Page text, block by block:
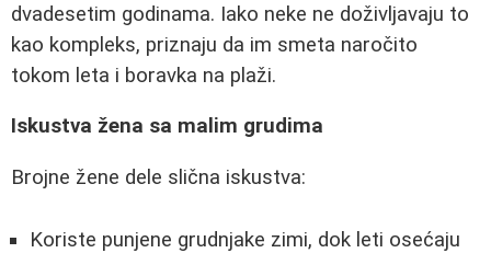
dvadesetim godinama. Iako neke ne doživljavaju to
kao kompleks, priznaju da im smeta naročito
tokom leta i boravka na plaži.
Iskustva žena sa malim grudima
Brojne žene dele slična iskustva:
Koriste punjene grudnjake zimi, dok leti osećaju